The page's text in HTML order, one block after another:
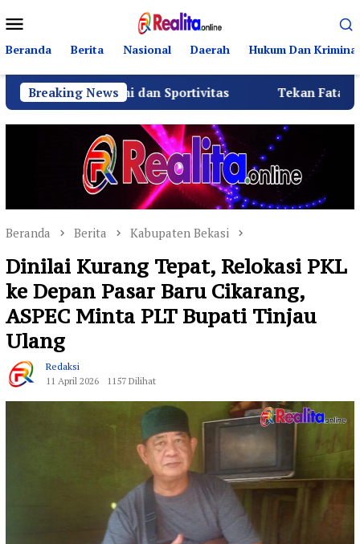
ke
kontenMobile
Beranda Berita Nasional Daerah Hukum Dan Kriminal
Breaking News
dan Sportivitas Tekan Fatalitas
Beranda Berita Kabupaten Bekasi
Dinilai Kurang Tepat, Relokasi PKL
ke Depan Pasar Baru Cikarang,
ASPEC Minta PLT Bupati Tinjau
Ulang
Redaksi
11 April 2026
1157 Dilihat